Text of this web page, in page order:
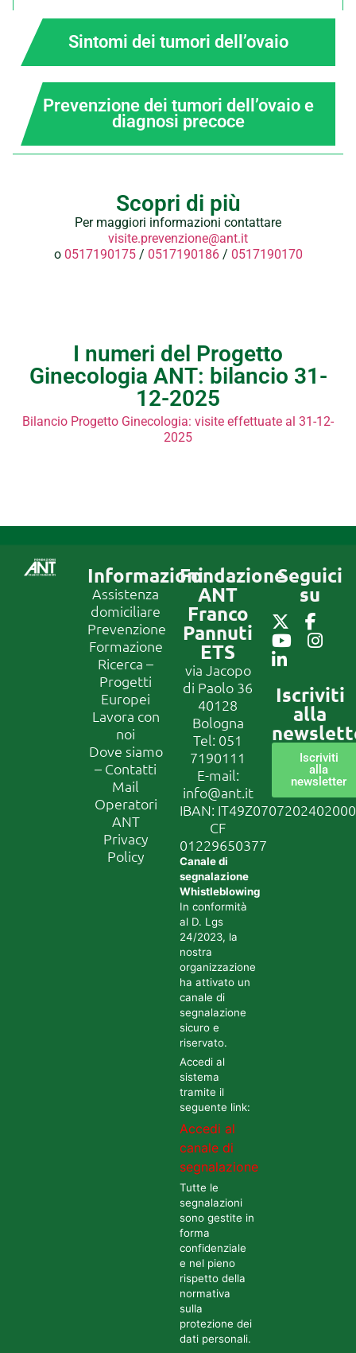
Sintomi dei tumori dell’ovaio
Prevenzione dei tumori dell’ovaio e
diagnosi precoce
Scopri di più
Per maggiori informazioni contattare
visite.prevenzione@ant.it
o 0517190175/ 0517190186/ 0517190170
I numeri del Progetto
Ginecologia ANT: bilancio 31-
12-2025
Bilancio Progetto Ginecologia: visite effettuate al 31-12-
2025
Informazioni
Assistenza
domiciliare
Prevenzione
Formazione
Ricerca –
Progetti
Europei
Lavora con
noi
Dove siamo
– Contatti
Mail
Operatori
ANT
Privacy
Policy
Fondazione
ANT
Franco
Pannuti
ETS
via Jacopo
di Paolo 36
40128
Bologna
Tel: 051
7190111
E-mail:
info@ant.it
IBAN:
CF
01229650377
Canale di
segnalazione
Whistleblowing
In conformità
al D. Lgs
24/2023, la
nostra
organizzazione
ha attivato un
canale di
segnalazione
sicuro e
riservato.
Accedi al
sistema
tramite il
seguente link:
Accedi al
canale di
segnalazione
Tutte le
segnalazioni
sono gestite in
forma
confidenziale
e nel pieno
rispetto della
normativa
sulla
protezione dei
dati personali.
Seguici
su
Iscriviti
alla
Iscriviti
alla
newsletter